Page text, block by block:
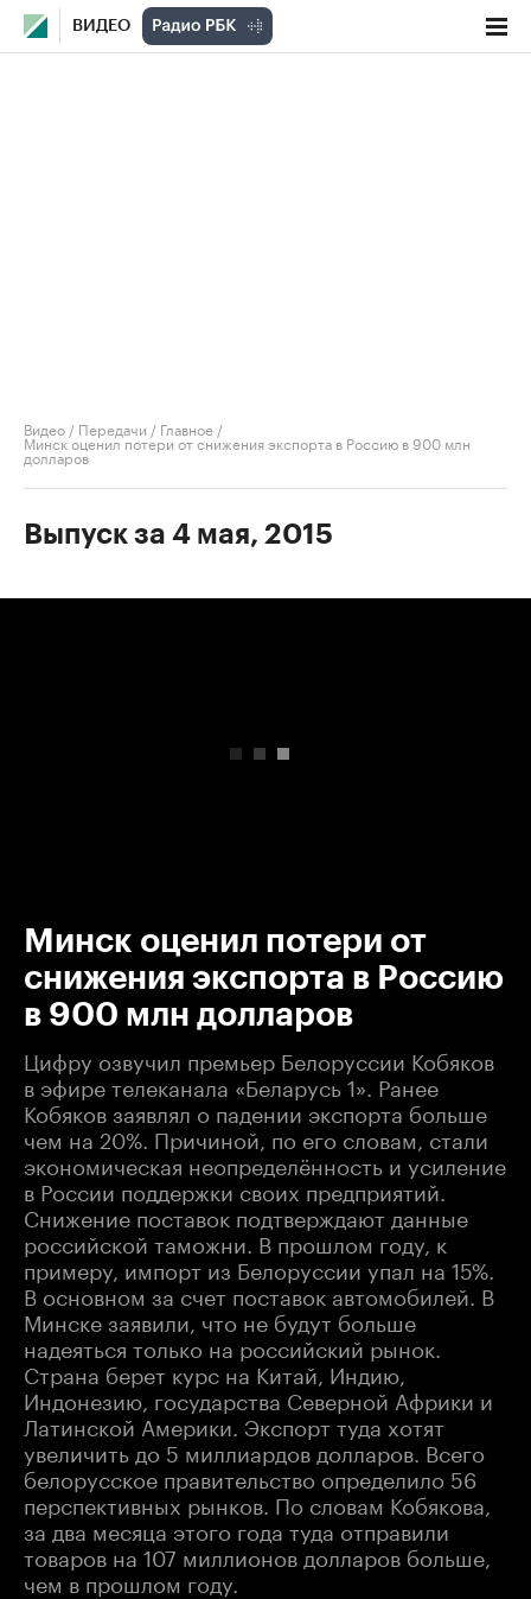
ВИДЕО
Видео / Передачи / Главное /
Минск оценил потери от снижения экспорта в Россию в 900 млн
долларов
Выпуск за 4 мая, 2015
Минск оценил потери от
снижения экспорта в Россию
в 900 млн долларов
Цифру озвучил премьер Белоруссии Кобяков
в эфире телеканала «Беларусь 1». Ранее
Кобяков заявлял о падении экспорта больше
чем на 20%. Причиной, по его словам, стали
экономическая неопределённость и усиление
в России поддержки своих предприятий.
Снижение поставок подтверждают данные
российской таможни. В прошлом году, к
примеру, импорт из Белоруссии упал на 15%.
В основном за счет поставок автомобилей. В
Минске заявили, что не будут больше
надеяться только на российский рынок.
Страна берет курс на Китай, Индию,
Индонезию, государства Северной Африки и
Латинской Америки. Экспорт туда хотят
увеличить до 5 миллиардов долларов. Всего
белорусское правительство определило 56
перспективных рынков. По словам Кобякова,
за два месяца этого года туда отправили
товаров на 107 миллионов долларов больше,
чем в прошлом году.